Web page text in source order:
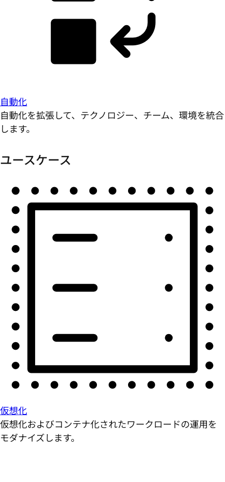
自動化
自動化を拡張して、テクノロジー、チーム、環境を統合
します。
ユースケース
仮想化
仮想化およびコンテナ化されたワークロードの運用を
モダナイズします。